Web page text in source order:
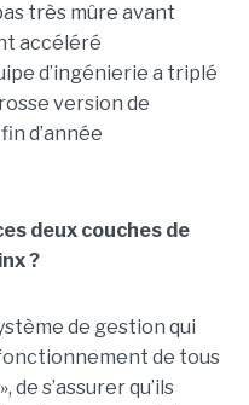
très mûre avant
accéléré
d’ingénierie a triplé
version de
d’année
deux couches de
?
de gestion qui
de tous
de s’assurer qu’ils